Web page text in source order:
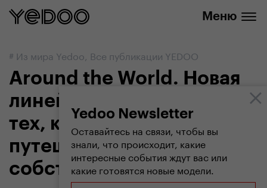
Меню
Yedoo Newsletter
Оставайтесь на связи, чтобы вы
знали, что происходит, какие
интересные события ждут вас или
какие готовятся новые модели.
# Из мира Yedoo, Все публикации YEDOO
Around the World. Новая
линейка самокатов для
тех, кто любит
путешествовать
собственной силой